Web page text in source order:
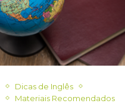
Dicas de Inglês
Materiais Recomendados